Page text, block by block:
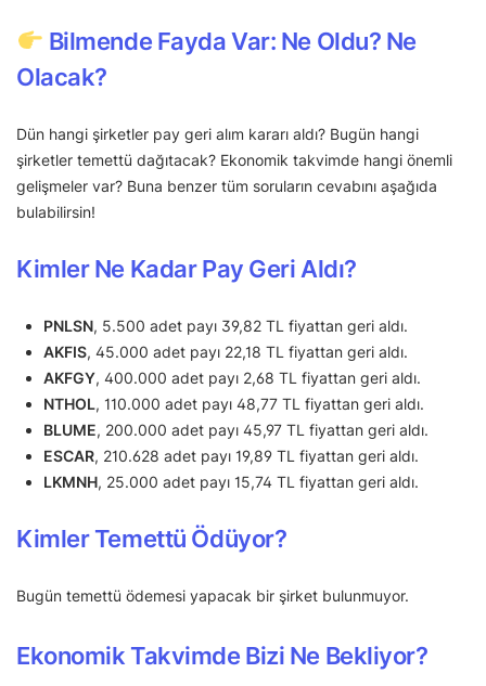
Bilmende Fayda Var: Ne Oldu? Ne
Olacak?
Dün hangi şirketler pay geri alım kararı aldı? Bugün hangi
şirketler temettü dağıtacak? Ekonomik takvimde hangi önemli
gelişmeler var? Buna benzer tüm soruların cevabını aşağıda
bulabilirsin!
Kimler Ne Kadar Pay Geri Aldı?
PNLSN, 5.500 adet payı 39,82 TL fiyattan geri aldı.
AKFIS, 45.000 adet payı 22,18 TL fiyattan geri aldı.
AKFGY, 400.000 adet payı 2,68 TL fiyattan geri aldı.
NTHOL, 110.000 adet payı 48,77 TL fiyattan geri aldı.
BLUME, 200.000 adet payı 45,97 TL fiyattan geri aldı.
ESCAR, 210.628 adet payı 19,89 TL fiyattan geri aldı.
LKMNH, 25.000 adet payı 15,74 TL fiyattan geri aldı.
Kimler Temettü Ödüyor?
Bugün temettü ödemesi yapacak bir şirket bulunmuyor.
Ekonomik Takvimde Bizi Ne Bekliyor?